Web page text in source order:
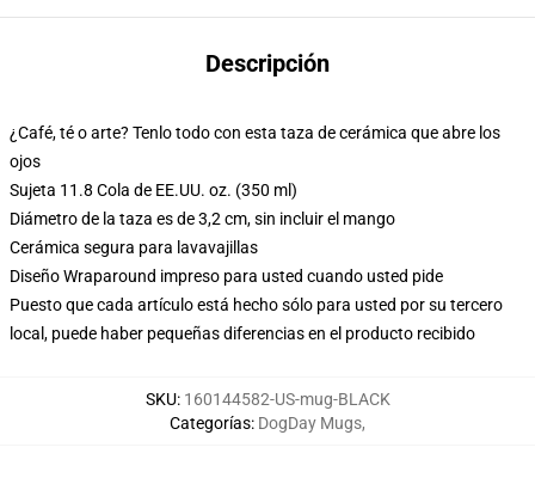
Descripción
¿Café, té o arte? Tenlo todo con esta taza de cerámica que abre los
ojos
Sujeta 11.8 Cola de EE.UU. oz. (350 ml)
Diámetro de la taza es de 3,2 cm, sin incluir el mango
Cerámica segura para lavavajillas
Diseño Wraparound impreso para usted cuando usted pide
Puesto que cada artículo está hecho sólo para usted por su tercero
local, puede haber pequeñas diferencias en el producto recibido
SKU: 160144582-US-mug-BLACK
Categorías: DogDay Mugs,